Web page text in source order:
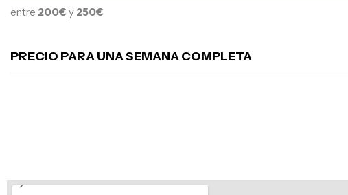
entre 200€y 250€
PRECIO PARA UNA SEMANA COMPLETA